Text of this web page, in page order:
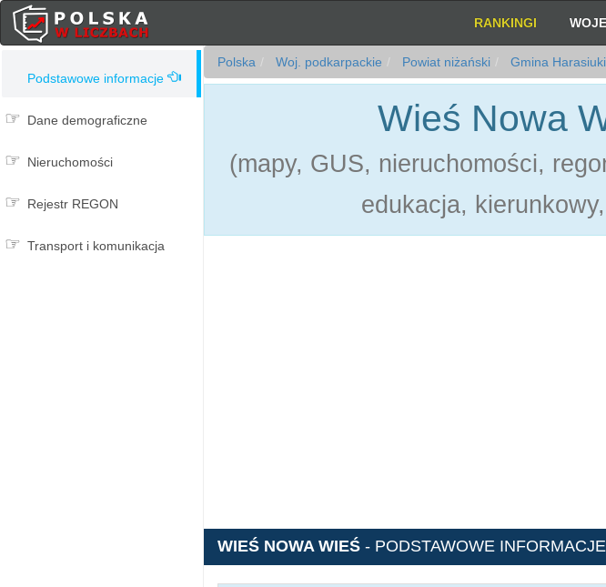
RANKINGI
Podstawowe informacje
Dane demograficzne
Nieruchomości
Rejestr REGON
Transport i komunikacja
Polska Woj. podkarpackie Powiat niżański Gmina Harasiuki
Wieś Nowa
(mapy, GUS, nieruchomości,
edukacja,
WIEŚ NOWA WIEŚ - PODSTAWOWE INFORMACJE